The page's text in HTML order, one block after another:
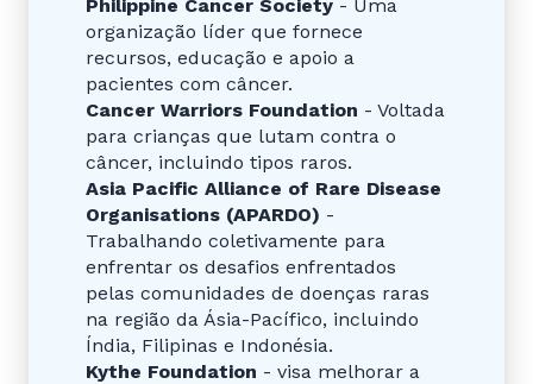
Philippine Cancer Society - Uma
organização líder que fornece
recursos, educação e apoio a
pacientes com câncer.
Cancer Warriors Foundation - Voltada
para crianças que lutam contra o
câncer, incluindo tipos raros.
Asia Pacific Alliance of Rare Disease
Organisations (APARDO) -
Trabalhando coletivamente para
enfrentar os desafios enfrentados
pelas comunidades de doenças raras
na região da Ásia-Pacífico, incluindo
Índia, Filipinas e Indonésia.
Kythe Foundation - visa melhorar a